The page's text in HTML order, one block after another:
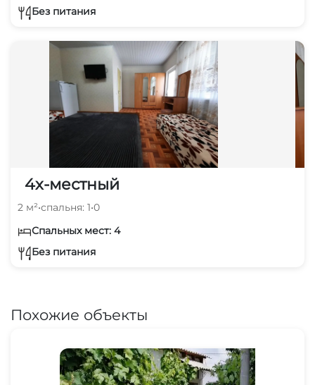
Без питания
4х-местный
2 м²•спальня: 1•0
Спальных мест: 4
Без питания
Похожие объекты